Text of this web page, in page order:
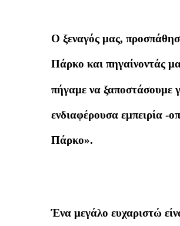
Ο ξεναγός μας,
Πάρκο και πηγαίνοντάς
πήγαμε να ξαποστάσουμε
ενδιαφέρουσα εμπειρία -
Πάρκο».
Ένα μεγάλο ευχαριστώ